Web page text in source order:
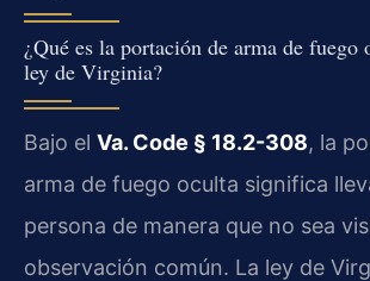
¿Qué es la portación de arma de fuego
ley de Virginia?
Bajo el Va. Code § 18.2-308, la
arma de fuego oculta significa
persona de manera que no sea
observación común. La ley de